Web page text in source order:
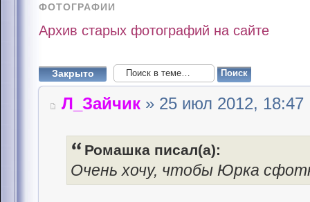
ФОТОГРАФИИ
Архив старых фотографий на сайте
Закрыто
Л_Зайчик » 25 июл 2012, 18:47
Ромашка писал(а):
Очень хочу, чтобы Юрка